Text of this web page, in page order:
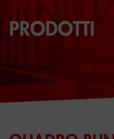
PRODOTTI